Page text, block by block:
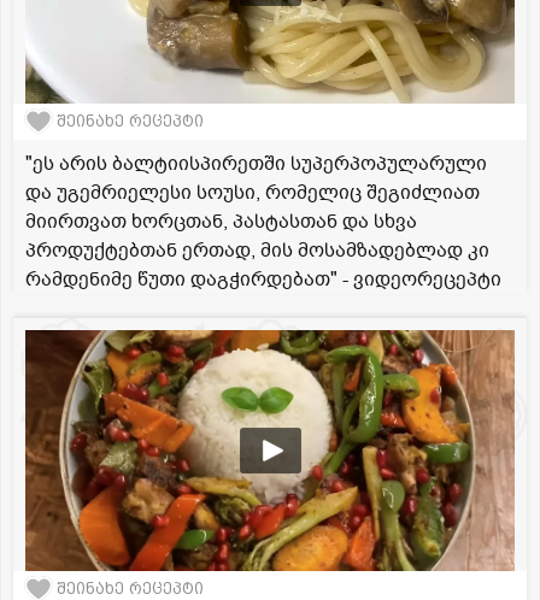
შეინახე რეცეპტი
"ეს არის ბალტიისპირეთში სუპერპოპულარული
და უგემრიელესი სოუსი, რომელიც შეგიძლიათ
მიირთვათ ხორცთან, პასტასთან და სხვა
პროდუქტებთან ერთად, მის მოსამზადებლად კი
რამდენიმე წუთი დაგჭირდებათ" - ვიდეორეცეპტი
შეინახე რეცეპტი